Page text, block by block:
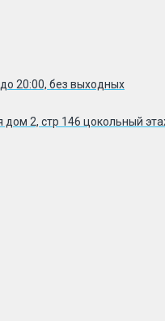
20:00, без выходных
дом 2, стр 146 цокольный